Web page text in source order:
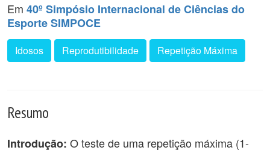
Em 40º Simpósio Internacional de Ciências do
Esporte SIMPOCE
Idosos Reprodutibilidade Repetição Máxima
Resumo
Introdução: O teste de uma repetição máxima (1-